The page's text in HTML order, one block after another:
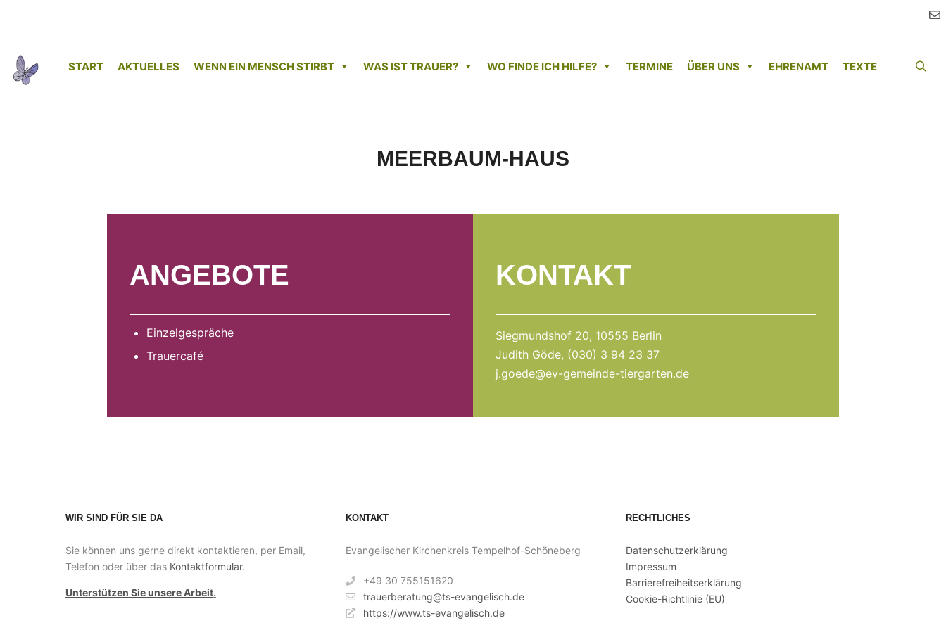
START AKTUELLES WENN EIN MENSCH STIRBT WAS IST TRAUER? WO FINDE ICH HILFE? TERMINE ÜBER UNS EHRENAMT TEXTE
MEERBAUM-HAUS
ANGEBOTE
Einzelgespräche
Trauercafé
KONTAKT
Siegmundshof 20, 10555 Berlin
Judith Göde, (030) 3 94 23 37
j.goede@ev-gemeinde-tiergarten.de
WIR SIND FÜR SIE DA
Sie können uns gerne direkt kontaktieren, per Email,
Telefon oder über das Kontaktformular.
Unterstützen Sie unsere Arbeit.
KONTAKT
Evangelischer Kirchenkreis Tempelhof-Schöneberg
+49 30 755151620
trauerberatung@ts-evangelisch.de
https://www.ts-evangelisch.de
RECHTLICHES
Datenschutzerklärung
Impressum
Barrierefreiheitserklärung
Cookie-Richtlinie (EU)